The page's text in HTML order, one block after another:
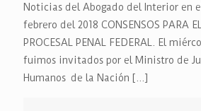
Noticias del Abogado del Interior en
febrero del 2018 CONSENSOS PARA
PROCESAL PENAL FEDERAL. El
fuimos invitados por el Ministro de
Humanos de la Nación […]